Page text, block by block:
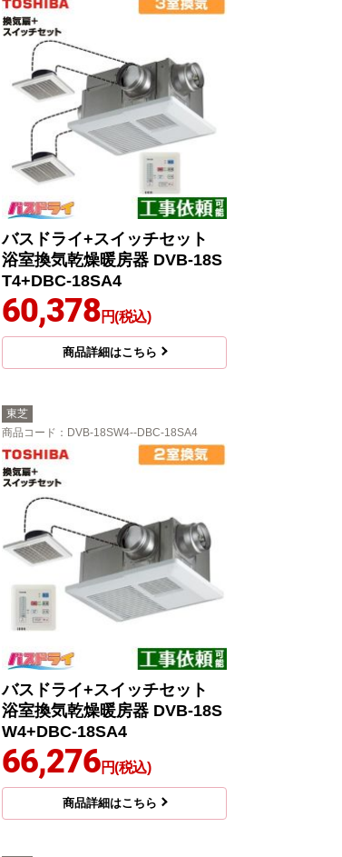
バスドライ+スイッチセット
浴室換気乾燥暖房器 DVB-18S
T4+DBC-18SA4
60,378円(税込)
商品詳細はこちら
東芝
商品コード ：DVB-18SW4--DBC-18SA4
バスドライ+スイッチセット
浴室換気乾燥暖房器 DVB-18S
W4+DBC-18SA4
66,276円(税込)
商品詳細はこちら